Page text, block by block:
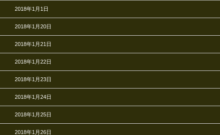
2018年1月1日
2018年1月20日
2018年1月21日
2018年1月22日
2018年1月23日
2018年1月24日
2018年1月25日
2018年1月26日